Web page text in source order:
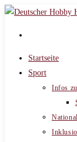
Zum
Startseite
Sport
Infos